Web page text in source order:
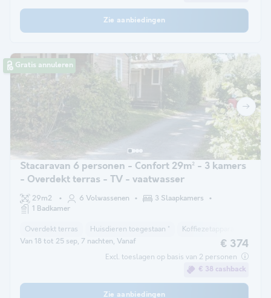
Zie aanbiedingen
Gratis annuleren
Stacaravan 6 personen - Confort 29m² - 3 kamers
- Overdekt terras - TV - vaatwasser
29m2 6 Volwassenen
3 Slaapkamers
1 Badkamer
Overdekt terras Huisdieren toegestaan * Koffiezetapparaat
Van 18 tot 25 sep, 7 nachten, Vanaf € 374
Excl. toeslagen op basis van 2 personen
€ 38 cashback
Zie aanbiedingen